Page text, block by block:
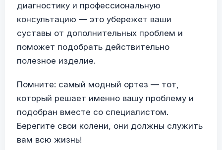
диагностику и профессиональную
консультацию — это убережет ваши
суставы от дополнительных проблем и
поможет подобрать действительно
полезное изделие.
Помните: самый модный ортез — тот,
который решает именно вашу проблему и
подобран вместе со специалистом.
Берегите свои колени, они должны служить
вам всю жизнь!